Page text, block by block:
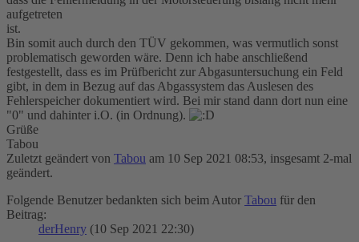
aufgetreten
ist.
Bin somit auch durch den TÜV gekommen, was vermutlich sonst
problematisch geworden wäre. Denn ich habe anschließend
festgestellt, dass es im Prüfbericht zur Abgasuntersuchung ein Feld
gibt, in dem in Bezug auf das Abgassystem das Auslesen des
Fehlerspeicher dokumentiert wird. Bei mir stand dann dort nun eine
"0" und dahinter i.O. (in Ordnung).
Grüße
Tabou
Zuletzt geändert von Tabou am 10 Sep 2021 08:53, insgesamt 2-mal
geändert.
Folgende Benutzer bedankten sich beim Autor Tabou für den
Beitrag:
derHenry (10 Sep 2021 22:30)